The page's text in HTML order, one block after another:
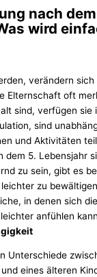
nach
wird
verändern sich
Elternschaft oft
sind, verfügen sie
sind
und Aktivitäten
dem 5. Lebensjahr
zu sein, gibt es
zu
in denen sich
anfühlen
Unterschiede
eines älteren